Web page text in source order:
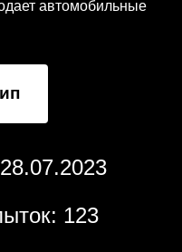
автомобильные
123